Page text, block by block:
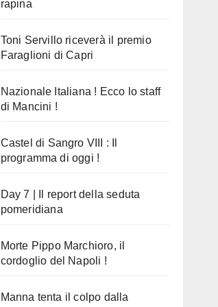
rapina
Toni Servillo riceverà il premio
Faraglioni di Capri
Nazionale Italiana ! Ecco lo staff
di Mancini !
Castel di Sangro VIII : Il
programma di oggi !
Day 7 | Il report della seduta
pomeridiana
Morte Pippo Marchioro, il
cordoglio del Napoli !
Manna tenta il colpo dalla